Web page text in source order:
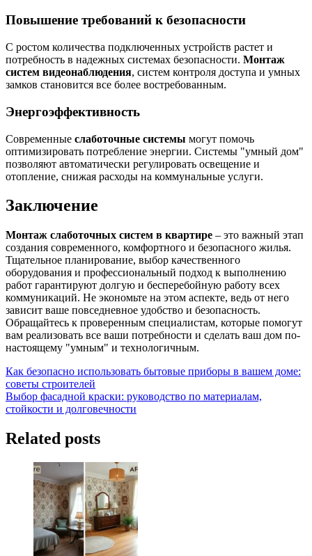
Повышение требований к безопасности
С ростом количества подключенных устройств растет и
потребность в надежных системах безопасности. Монтаж
систем видеонаблюдения, систем контроля доступа и умных
замков становится все более востребованным.
Энергоэффективность
Современные слаботочные системы могут помочь
оптимизировать потребление энергии. Системы "умный дом"
позволяют автоматически регулировать освещение и
отопление, снижая расходы на коммунальные услуги.
Заключение
Монтаж слаботочных систем в квартире – это важный этап
создания современного, комфортного и безопасного жилья.
Тщательное планирование, выбор качественного
оборудования и профессиональный подход к выполнению
работ гарантируют долгую и бесперебойную работу всех
коммуникаций. Не экономьте на этом аспекте, ведь от него
зависит ваше повседневное удобство и безопасность.
Обращайтесь к проверенным специалистам, которые помогут
вам реализовать все ваши потребности и сделать ваш дом по-
настоящему "умным" и технологичным.
Навигация
по
записям
Как безопасно использовать бытовые приборы в вашем доме:
советы строителей
Выбор фасадной краски: руководство по материалам,
стойкости и долговечности
Related posts